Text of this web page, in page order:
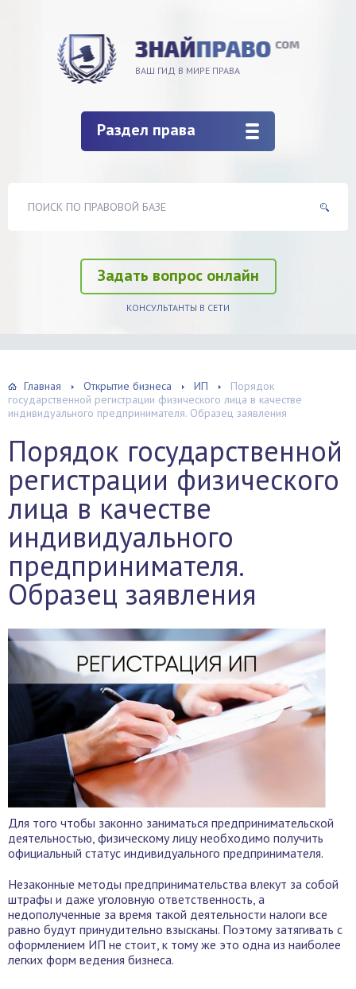
ВАШ ГИД В МИРЕ ПРАВА
Раздел права
Задать вопрос онлайн
КОНСУЛЬТАНТЫ В СЕТИ
Главная Открытие бизнеса ИП
Порядок
государственной регистрации физического лица в качестве
индивидуального предпринимателя. Образец заявления
Порядок государственной
регистрации физического
лица в качестве
индивидуального
предпринимателя.
Образец заявления
Для того чтобы законно заниматься предпринимательской
деятельностью, физическому лицу необходимо получить
официальный статус индивидуального предпринимателя.
Незаконные методы предпринимательства влекут за собой
штрафы и даже уголовную ответственность, а
недополученные за время такой деятельности налоги все
равно будут принудительно взысканы. Поэтому затягивать с
оформлением ИП не стоит, к тому же это одна из наиболее
легких форм ведения бизнеса.